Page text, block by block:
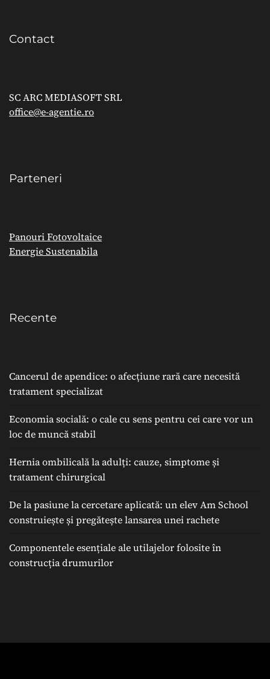
Contact
SC ARC MEDIASOFT SRL
office@e-agentie.ro
Parteneri
Panouri Fotovoltaice
Energie Sustenabila
Recente
Cancerul de apendice: o afecțiune rară care necesită
tratament specializat
Economia socială: o cale cu sens pentru cei care vor un
loc de muncă stabil
Hernia ombilicală la adulți: cauze, simptome și
tratament chirurgical
De la pasiune la cercetare aplicată: un elev Am School
construiește și pregătește lansarea unei rachete
Componentele esențiale ale utilajelor folosite în
construcția drumurilor